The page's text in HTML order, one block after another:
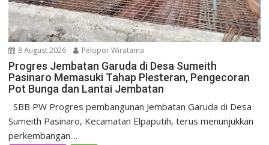
8 August 2026 Pelopor Wiratama
Progres Jembatan Garuda di Desa Sumeith
Pasinaro Memasuki Tahap Plesteran, Pengecoran
Pot Bunga dan Lantai Jembatan
SBB PW Progres pembangunan Jembatan Garuda di Desa
Sumeith Pasinaro, Kecamatan Elpaputih, terus menunjukkan
perkembangan....